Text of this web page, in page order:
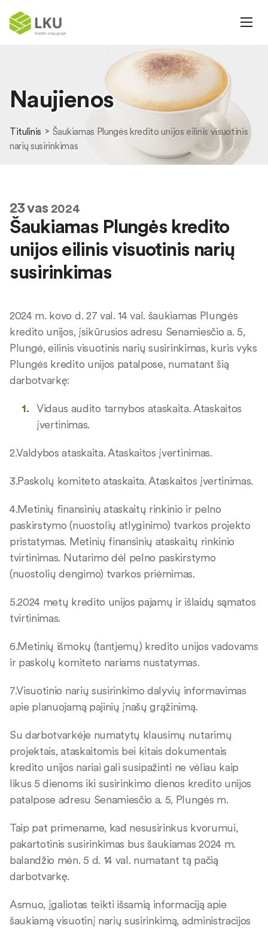
Naujienos
Titulinis
Šaukiamas Plungės kredito unijos eilinis visuotinis
narių susirinkimas
23vas 2024
Šaukiamas Plungės kredito
unijos eilinis visuotinis narių
susirinkimas
2024 m. kovo d. 27 val. 14 val. šaukiamas Plungės
kredito unijos, įsikūrusios adresu Senamiesčio a. 5,
Plungė, eilinis visuotinis narių susirinkimas, kuris vyks
Plungės kredito unijos patalpose, numatant šią
darbotvarkę:
Vidaus audito tarnybos ataskaita. Ataskaitos
įvertinimas.
2.Valdybos ataskaita. Ataskaitos įvertinimas.
3.Paskolų komiteto ataskaita. Ataskaitos įvertinimas.
4.Metinių finansinių ataskaitų rinkinio ir pelno
paskirstymo (nuostolių atlyginimo) tvarkos projekto
pristatymas. Metinių finansinių ataskaitų rinkinio
tvirtinimas. Nutarimo dėl pelno paskirstymo
(nuostolių dengimo) tvarkos priėmimas.
5.2024 metų kredito unijos pajamų ir išlaidų sąmatos
tvirtinimas.
6.Metinių išmokų (tantjemų) kredito unijos vadovams
ir paskolų komiteto nariams nustatymas.
7.Visuotinio narių susirinkimo dalyvių informavimas
apie planuojamą pajinių įnašų grąžinimą.
Su darbotvarkėje numatytų klausimų nutarimų
projektais, ataskaitomis bei kitais dokumentais
kredito unijos nariai gali susipažinti ne vėliau kaip
likus 5 dienoms iki susirinkimo dienos kredito unijos
patalpose adresu Senamiesčio a. 5, Plungės m.
Taip pat primename, kad nesusirinkus kvorumui,
pakartotinis susirinkimas bus šaukiamas 2024 m.
balandžio mėn. 5 d. 14 val. numatant tą pačią
darbotvarkę.
Asmuo, įgaliotas teikti išsamią informaciją apie
šaukiamą visuotinį narių susirinkimą, administracijos